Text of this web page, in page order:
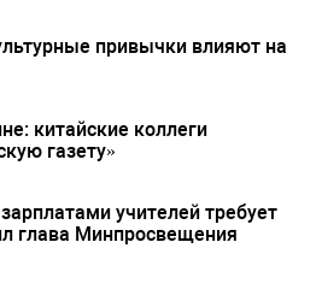
привычки влияют на
китайские коллеги
газету»
учителей требует
глава Минпросвещения